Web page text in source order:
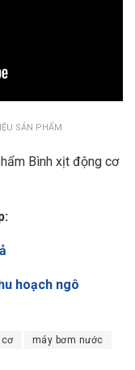
SẢN PHẨM
Bình xịt động cơ
hoạch ngô
máy bơm nước